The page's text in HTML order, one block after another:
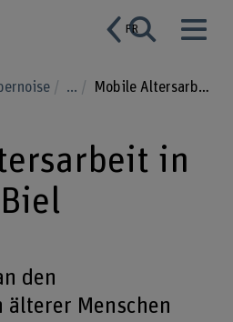
FR
... Mobile Altersarbeit in der Stadt Biel
in
den
älterer Menschen